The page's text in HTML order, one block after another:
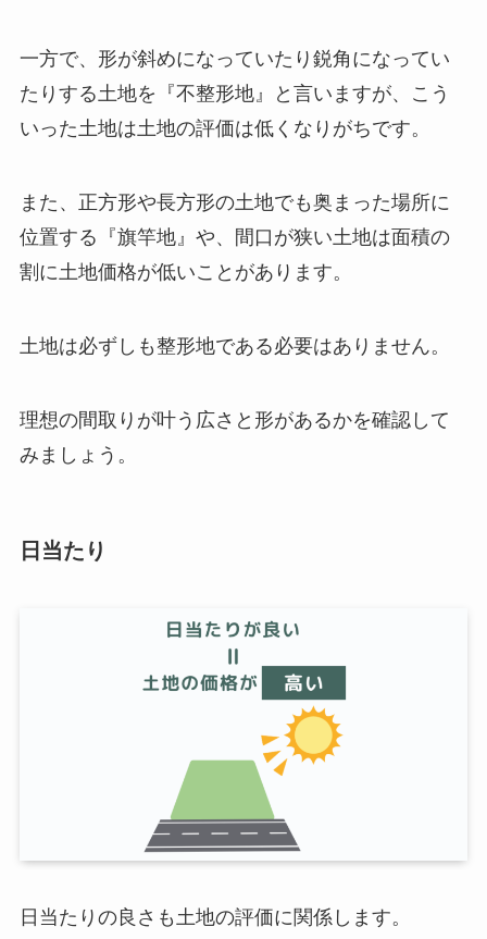
一方で、形が斜めになっていたり鋭角になってい
たりする土地を『不整形地』と言いますが、こう
いった土地は土地の評価は低くなりがちです。
また、正方形や長方形の土地でも奥まった場所に
位置する『旗竿地』や、間口が狭い土地は面積の
割に土地価格が低いことがあります。
土地は必ずしも整形地である必要はありません。
理想の間取りが叶う広さと形があるかを確認して
みましょう。
日当たり
日当たりの良さも土地の評価に関係します。